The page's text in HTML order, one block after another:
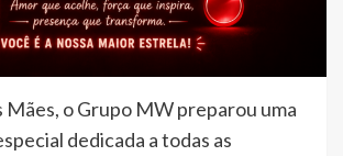
Mães, o Grupo MW preparou uma
dedicada a todas as